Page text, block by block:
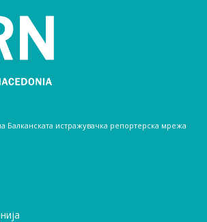
Балканската истражувачка репортерска мрежа